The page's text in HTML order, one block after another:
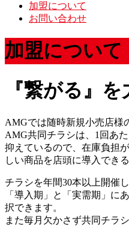
加盟について
お問い合わせ
加盟について
『繋がる』
AMGでは随時新規小売店様
AMG共同チラシは、1回あ
抑えているので、在庫負担
しい商品を店頭に導入でき
チラシを年間30本以上開催
「導入期」と「実需期」に
択できます。
また毎月欠かさず共同チラ